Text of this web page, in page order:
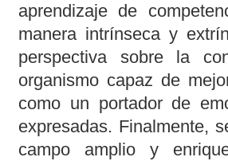
aprendizaje de
manera intrínseca y
perspectiva sobre la
organismo capaz de
como un portador de
expresadas. Finalmente,
campo amplio y